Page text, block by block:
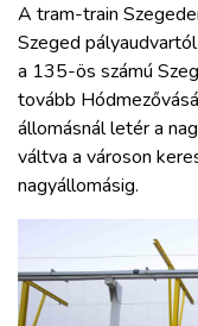
A tram-train
Szeged
a 135-ös számú
tovább
állomásnál letér a
váltva a városon
nagyállomásig.